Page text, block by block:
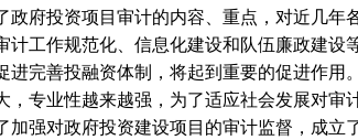
府投资项目审计的内容、重点，对近几
工作规范化、信息化建设和队伍廉政建设
完善投融资体制，将起到重要的促进作用。
，专业性越来越强，为了适应社会发展对
强对政府投资建设项目的审计监督，成立